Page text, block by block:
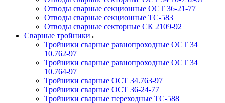
Отводы сварные секционные ОСТ 36-21-77
Отводы сварные секционные ТС-583
Отводы сварные секторные СК 2109-92
Сварные тройники
Тройники сварные равнопроходные ОСТ 34
10.762-97
Тройники сварные равнопроходные ОСТ 34
10.764-97
Тройники сварные ОСТ 34.763-97
Тройники сварные ОСТ 36-24-77
Тройники сварные переходные ТС-588